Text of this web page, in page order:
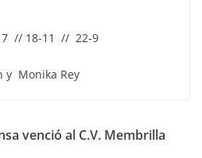
// 18-11 // 22-9
y Monika Rey
venció al C.V. Membrilla